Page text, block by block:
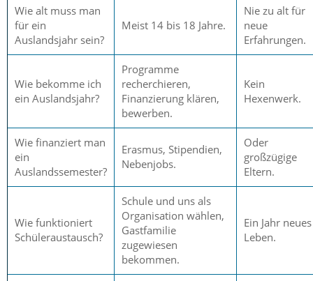
Wie alt muss man
für ein
Auslandsjahr sein?
Meist 14 bis 18 Jahre.
Nie zu alt für
neue
Erfahrungen.
Wie bekomme ich
ein Auslandsjahr?
Programme
recherchieren,
Finanzierung klären,
bewerben.
Kein
Hexenwerk.
Wie finanziert man
ein
Auslandssemester?
Erasmus, Stipendien,
Nebenjobs.
Oder
großzügige
Eltern.
Wie funktioniert
Schüleraustausch?
Schule und uns als
Organisation wählen,
Gastfamilie
zugewiesen
bekommen.
Ein Jahr neues
Leben.